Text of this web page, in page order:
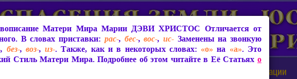
Защита от чипизации
Матери Мира Марии ДЭВИ ХРИСТОС Отличается от
В словах приставки: рас-, бес-,вос-, ис-Заменены на звонкую
, без-, воз-,из-. Также, как и в некоторых словах: «о» на «а». Это
Стиль Матери Мира. Подробнее об этом читайте в Её Статьях о